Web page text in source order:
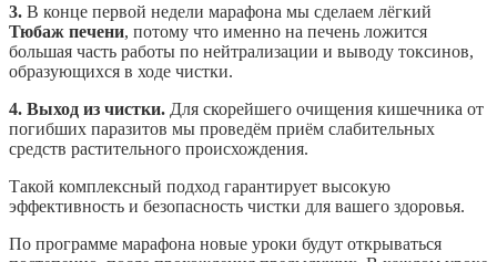
3. В конце первой недели марафона мы сделаем лёгкий
Тюбаж печени, потому что именно на печень ложится
большая часть работы по нейтрализации и выводу токсинов,
образующихся в ходе чистки.
4. Выход из чистки. Для скорейшего очищения кишечника от
погибших паразитов мы проведём приём слабительных
средств растительного происхождения.
Такой комплексный подход гарантирует высокую
эффективность и безопасность чистки для вашего здоровья.
По программе марафона новые уроки будут открываться